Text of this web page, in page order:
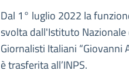
Dal 1° luglio 2022 la
svolta dall'Istituto Nazionale
Giornalisti Italiani “Giovanni
è trasferita all’INPS.